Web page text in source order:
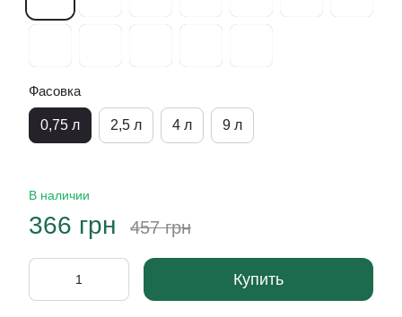
Фасовка
0,75 л 2,5 л 4 л 9 л
В наличии
366 грн 457 грн
Купить